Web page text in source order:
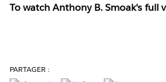
To watch Anthony B. Smoak's full
PARTAGER :